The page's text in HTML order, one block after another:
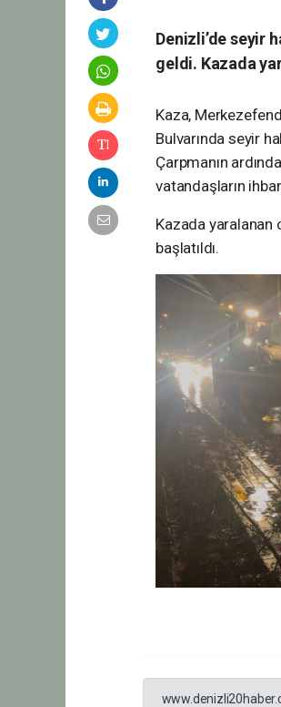
Denizli’de seyir
geldi. Kazada
Kaza,
Bulvarında seyir
Çarpmanın
vatandaşların
Kazada
başlatıldı.